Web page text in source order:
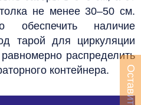
не менее 30–50 см.
обеспечить наличие
тарой для циркуляции
распределить
контейнера.